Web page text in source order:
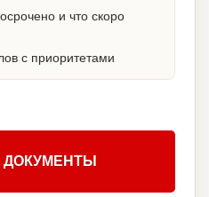
и что скоро
с приоритетами
ДОКУМЕНТЫ